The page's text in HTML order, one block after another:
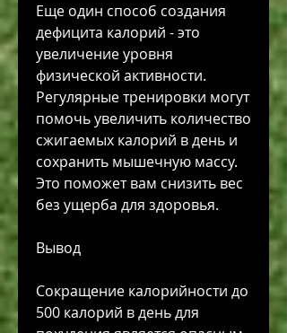
Еще один способ создания
дефицита калорий - это
увеличение уровня
физической активности.
Регулярные тренировки могут
помочь увеличить количество
сжигаемых калорий в день и
сохранить мышечную массу.
Это поможет вам снизить вес
без ущерба для здоровья.
Вывод
Сокращение калорийности до
500 калорий в день для